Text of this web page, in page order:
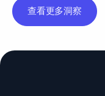
查看更多洞察